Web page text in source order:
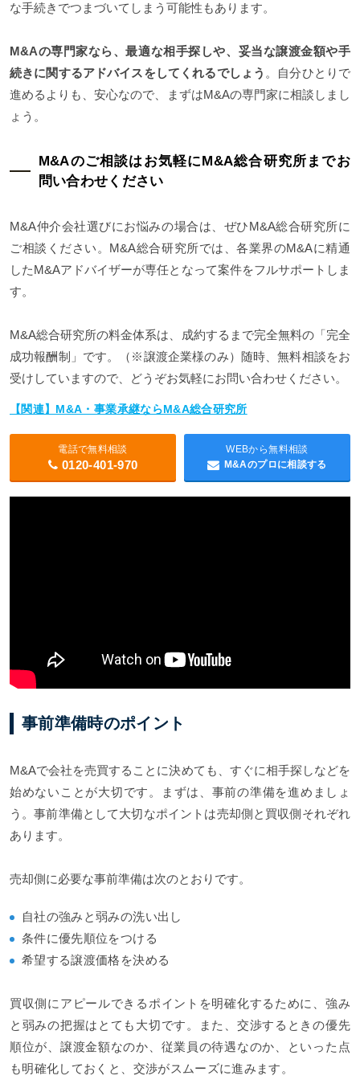
な手続きでつまづいてしまう可能性もあります。
M&Aの専門家なら、最適な相手探しや、妥当な譲渡金額や手
続きに関するアドバイスをしてくれるでしょう 。自分ひとりで
進めるよりも、安心なので、まずはM&Aの専門家に相談しまし
ょう。
M&Aのご相談はお気軽にM&A総合研究所までお
問い合わせください
M&A仲介会社選びにお悩みの場合は、ぜひM&A総合研究所に
ご相談ください。M&A総合研究所では、各業界のM&Aに精通
したM&Aアドバイザーが専任となって案件をフルサポートしま
す。
M&A総合研究所の料金体系は、成約するまで完全無料の「完全
成功報酬制」です。（※譲渡企業様のみ）随時、無料相談をお
受けしていますので、どうぞお気軽にお問い合わせください。
【関連】M&A・事業承継ならM&A総合研究所
電話で無料相談
0120-401-970
WEBから無料相談
M&Aのプロに相談する
事前準備時のポイント
M&Aで会社を売買することに決めても、すぐに相手探しなどを
始めないことが大切です。まずは、事前の準備を進めましょ
う。事前準備として大切なポイントは売却側と買収側それぞれ
あります。
売却側に必要な事前準備は次のとおりです。
自社の強みと弱みの洗い出し
条件に優先順位をつける
希望する譲渡価格を決める
買収側にアピールできるポイントを明確化するために、強み
と弱みの把握はとても大切です。また、交渉するときの優先
順位が、譲渡金額なのか、従業員の待遇なのか、といった点
も明確化しておくと、交渉がスムーズに進みます。